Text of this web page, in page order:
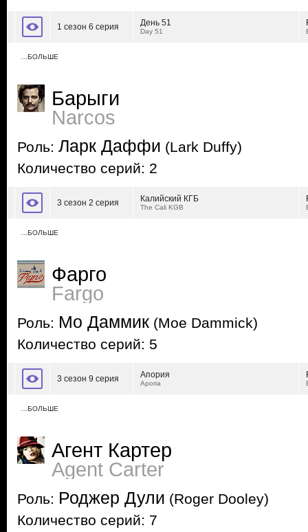
1 сезон 6 серия День 51
Day 51
…БОЛЬШЕ
Барыги
Narcos
Роль: Ларк Даффи (Lark Duffy)
Количество серий: 2
3 сезон 2 серия Калийский КГБ
The Cali KGB
…БОЛЬШЕ
Фарго
Fargo
Роль: Мо Даммик (Moe Dammick)
Количество серий: 5
3 сезон 9 серия Апория
Aporia
…БОЛЬШЕ
Агент Картер
Agent Carter
Роль: Роджер Дули (Roger Dooley)
Количество серий: 7